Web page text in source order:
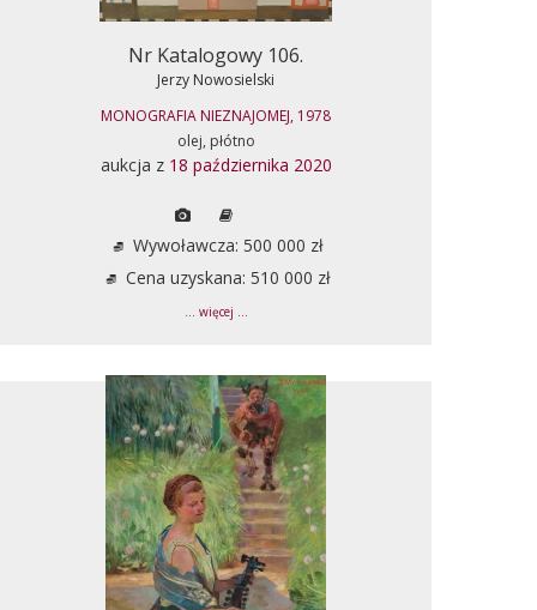
Nr Katalogowy 106.
Jerzy Nowosielski
MONOGRAFIA NIEZNAJOMEJ, 1978
olej, płótno
aukcja z 18 października 2020
Wywoławcza: 500 000 zł
Cena uzyskana: 510 000 zł
... więcej ...